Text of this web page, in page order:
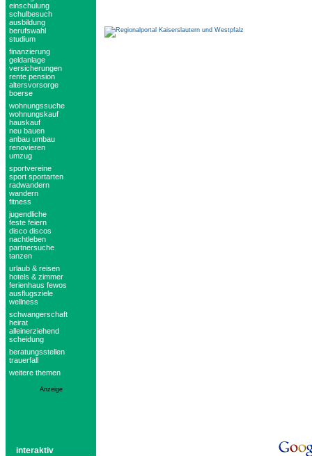
einschulung
schulbesuch
ausbildung
berufswahl
studium
finanzierung
geldanlage
versicherungen
rente pension
altersvorsorge
boerse
wohnungssuche
wohnungskauf
hauskauf
neu bauen
anbau umbau
renovieren
umzug
sportvereine
sport sportarten
radwandern
wandern
fitness
jugendliche
feste feiern
disco discos
nachtleben
partnersuche
tanzen
urlaub & reisen
hotels & zimmer
ferienhaus fewos
ausflugsziele
wellness
schwangerschaft
heirat
alleinerziehend
scheidung
beratungsstellen
trauerfall
weitere themen
Anzeige
interaktiv